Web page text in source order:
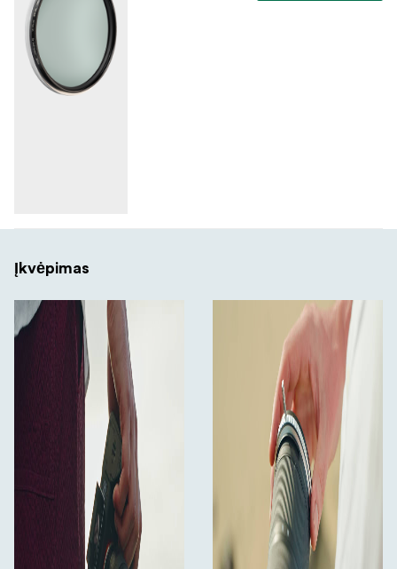
Įkvėpimas